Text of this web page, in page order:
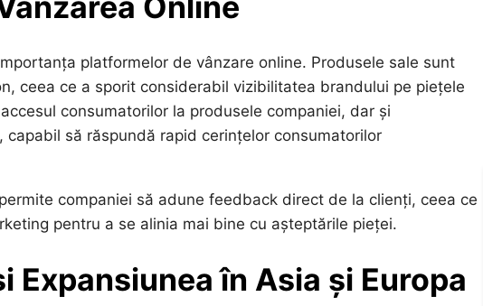
platformelor de vânzare online. Produsele sale sunt
ceea ce a sporit considerabil vizibilitatea brandului pe piețele
consumatorilor la produsele companiei, dar și
capabil să răspundă rapid cerințelor consumatorilor
companiei să adune feedback direct de la clienți, ceea ce
pentru a se alinia mai bine cu așteptările pieței.
Expansiunea în Asia și Europa